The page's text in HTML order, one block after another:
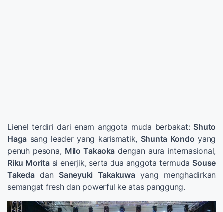
Lienel terdiri dari enam anggota muda berbakat: Shuto
Haga sang leader yang karismatik, Shunta Kondo yang
penuh pesona, Milo Takaokadengan aura internasional,
Riku Moritasi enerjik, serta dua anggota termuda Souse
Takedadan Saneyuki Takakuwayang menghadirkan
semangat fresh dan powerful ke atas panggung.